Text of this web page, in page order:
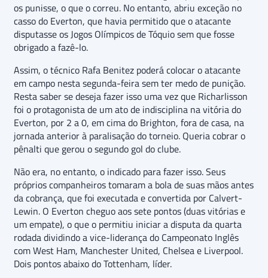
os punisse, o que o correu. No entanto, abriu exceção no
casso do Everton, que havia permitido que o atacante
disputasse os Jogos Olímpicos de Tóquio sem que fosse
obrigado a fazê-lo.
Assim, o técnico Rafa Benitez poderá colocar o atacante
em campo nesta segunda-feira sem ter medo de punição.
Resta saber se deseja fazer isso uma vez que Richarlisson
foi o protagonista de um ato de indisciplina na vitória do
Everton, por 2 a 0, em cima do Brighton, fora de casa, na
jornada anterior à paralisação do torneio. Queria cobrar o
pênalti que gerou o segundo gol do clube.
Não era, no entanto, o indicado para fazer isso. Seus
próprios companheiros tomaram a bola de suas mãos antes
da cobrança, que foi executada e convertida por Calvert-
Lewin. O Everton cheguo aos sete pontos (duas vitórias e
um empate), o que o permitiu iniciar a disputa da quarta
rodada dividindo a vice-liderança do Campeonato Inglês
com West Ham, Manchester United, Chelsea e Liverpool.
Dois pontos abaixo do Tottenham, líder.